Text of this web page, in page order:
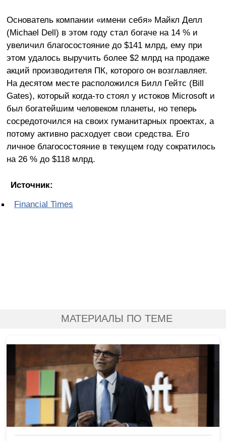
Основатель компании «имени себя» Майкл Делл
(Michael Dell) в этом году стал богаче на 14 % и
увеличил благосостояние до $141 млрд, ему при
этом удалось выручить более $2 млрд на продаже
акций производителя ПК, которого он возглавляет.
На десятом месте расположился Билл Гейтс (Bill
Gates), который когда-то стоял у истоков Microsoft и
был богатейшим человеком планеты, но теперь
сосредоточился на своих гуманитарных проектах, а
потому активно расходует свои средства. Его
личное благосостояние в текущем году сократилось
на 26 % до $118 млрд.
Источник:
Financial Times
МАТЕРИАЛЫ ПО ТЕМЕ